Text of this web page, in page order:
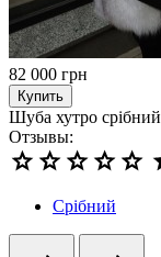
82 000 грн
Купить
Шуба хутро срібний
Отзывы:
Срібний